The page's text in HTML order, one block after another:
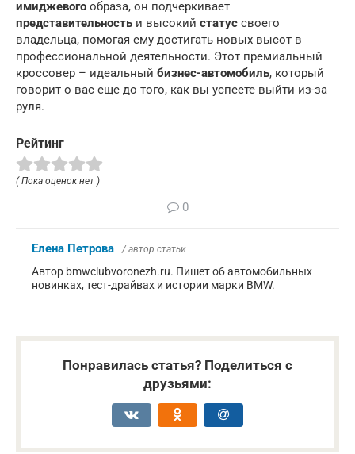
имиджевого образа, он подчеркивает
представительность и высокий статус своего
владельца, помогая ему достигать новых высот в
профессиональной деятельности. Этот премиальный
кроссовер – идеальный бизнес-автомобиль, который
говорит о вас еще до того, как вы успеете выйти из-за
руля.
Рейтинг
( Пока оценок нет )
0
Елена Петрова / автор статьи
Автор bmwclubvoronezh.ru. Пишет об автомобильных
новинках, тест-драйвах и истории марки BMW.
Понравилась статья? Поделиться с
друзьями: